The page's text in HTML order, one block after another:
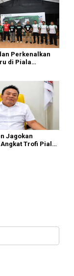
Perkenalkan
di Piala
Jagokan
Trofi Piala